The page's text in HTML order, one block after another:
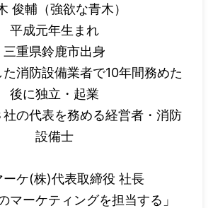
俊輔（強欲な青木）
平成元年生まれ
三重県鈴鹿市出身
消防設備業者で10年間務めた
後に独立・起業
の代表を務める経営者・消防
設備士
ーケ(株)代表取締役 社長
マーケティングを担当する」